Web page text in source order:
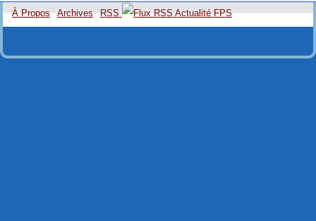
À Propos Archives RSS